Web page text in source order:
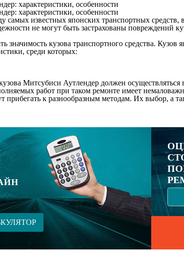
характеристики, особенности
характеристики, особенности
самых известных японских транспортных
не могут быть застрахованы повреждений
кузова транспортного средства. Кузов
среди которых:
Митсубиси Аутлендер должен
работ при таком ремонте имеет
к разнообразным методам. Их выбор, а